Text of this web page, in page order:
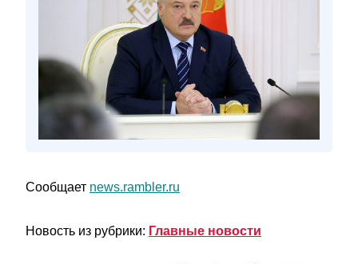
Сообщает news.rambler.ru
Новость из рубрики: Главные новости